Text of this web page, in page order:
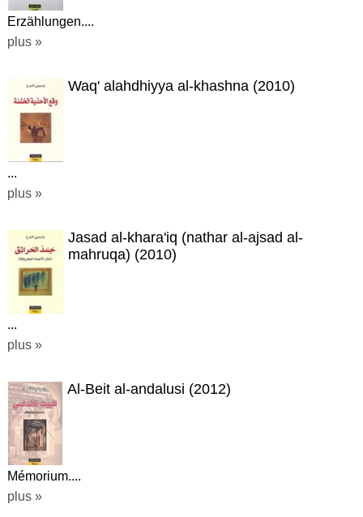
Erzählungen....
plus »
Waq' alahdhiyya al-khashna (2010)
...
plus »
Jasad al-khara'iq (nathar al-ajsad al-
mahruqa) (2010)
...
plus »
Al-Beit al-andalusi (2012)
Mémorium....
plus »